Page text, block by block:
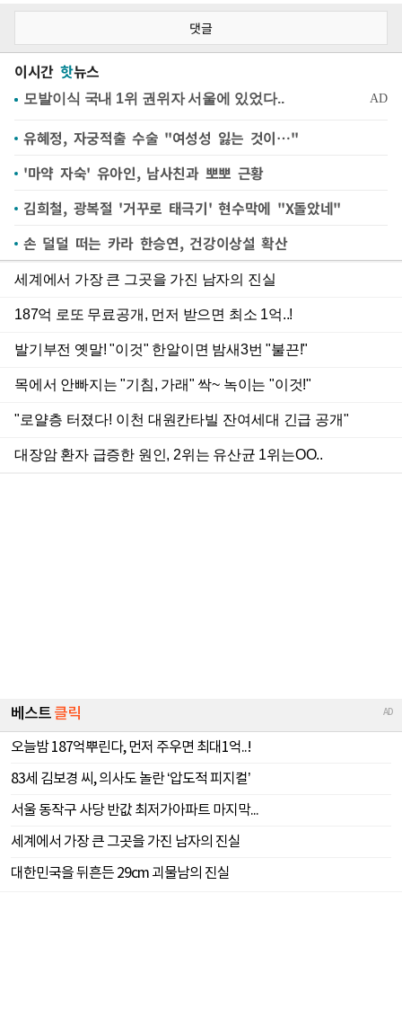
댓글
이시간 핫뉴스
유혜정, 자궁적출 수술 "여성성 잃는 것이…"
'마약 자숙' 유아인, 남사친과 뽀뽀 근황
김희철, 광복절 '거꾸로 태극기' 현수막에 "X돌았네"
손 덜덜 떠는 카라 한승연, 건강이상설 확산